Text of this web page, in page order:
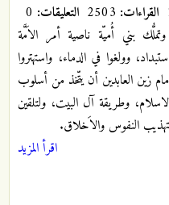
القراءات: التعليقات:
بني أُميّة ناصية أمر الاَمَّة
وولغوا في الدماء، واستهتروا
زين العابدين أن يتّخذ من أسلوب
وطريقة آل البيت، ولتلقين
النفوس والاَخلاق.
اقرأ المزيد